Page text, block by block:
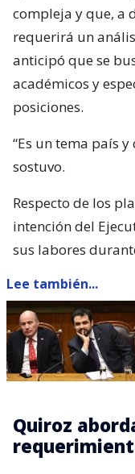
compleja y que, a
requerirá un
anticipó que se
académicos y
posiciones.
“Es un tema país
sostuvo.
Respecto de los
intención del
sus labores
Lee también...
Quiroz